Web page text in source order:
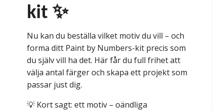
kit ✨
Nu kan du beställa vilket motiv du vill – och
forma ditt Paint by Numbers-kit precis som
du själv vill ha det. Här får du full frihet att
välja antal färger och skapa ett projekt som
passar just dig.
💡 Kort sagt: ett motiv – oändliga